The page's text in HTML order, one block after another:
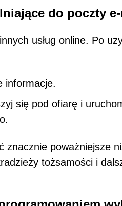
do poczty
usług online. Po
informacje.
się pod ofiarę i
poważniejsze
tożsamości i